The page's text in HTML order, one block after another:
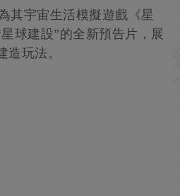
其宇宙生活模擬遊戲《星
球建設”的全新預告片，展
造玩法。